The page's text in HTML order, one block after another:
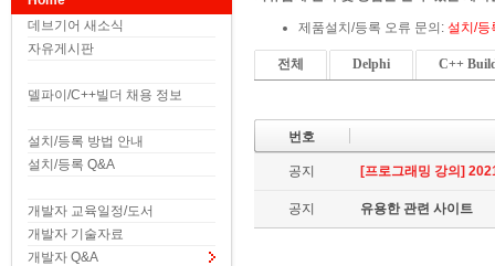
데브기어 새소식
자유게시판
델파이/C++빌더 채용 정보
설치/등록 방법 안내
설치/등록 Q&A
개발자 교육일정/도서
개발자 기술자료
개발자 Q&A
제품설치/등록 오류 문의: 설치/등
전체 Delphi C++
번호
공지 [프로그래밍 강의]
공지 유용한 관련 사이트